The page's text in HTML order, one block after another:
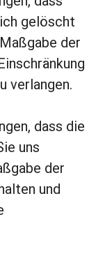
gelöscht
der
verlangen.
dass die
uns
der
und